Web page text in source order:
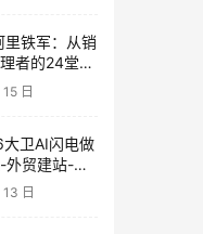
里铁军：从销
者的24堂实
日
卫AI闪电做
外贸建站-开
销-从0到3
日